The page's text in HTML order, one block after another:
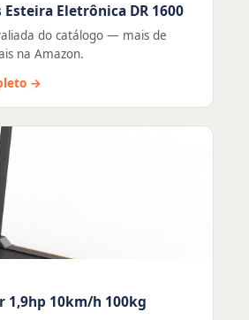
Eletrônica DR 1600
do catálogo — mais de
na Amazon.
→
1,9hp 10km/h 100kg